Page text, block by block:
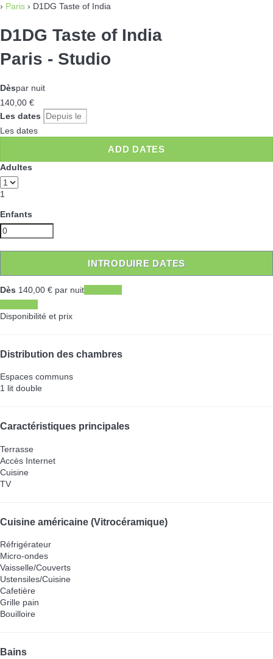
› Paris › D1DG Taste of India
D1DG Taste of India
Paris - Studio
Dèspar nuit
140, 00 €
Les dates
Les dates
ADD DATES
Adultes
1
Enfants
INTRODUIRE DATES
Dès 140, 00 € par nuit
Disponibilité et prix
Distribution des chambres
Espaces communs
1 lit double
Caractéristiques principales
Terrasse
Accès Internet
Cuisine
TV
Cuisine américaine (Vitrocéramique)
Réfrigérateur
Micro-ondes
Vaisselle/Couverts
Ustensiles/Cuisine
Cafetière
Grille pain
Bouilloire
Bains